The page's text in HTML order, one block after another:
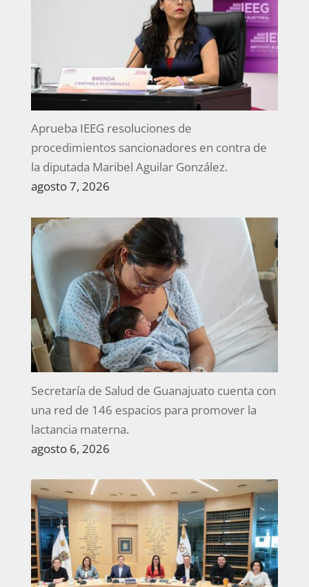
Aprueba IEEG resoluciones de
procedimientos sancionadores en contra de
la diputada Maribel Aguilar González.
agosto 7, 2026
Secretaría de Salud de Guanajuato cuenta con
una red de 146 espacios para promover la
lactancia materna.
agosto 6, 2026